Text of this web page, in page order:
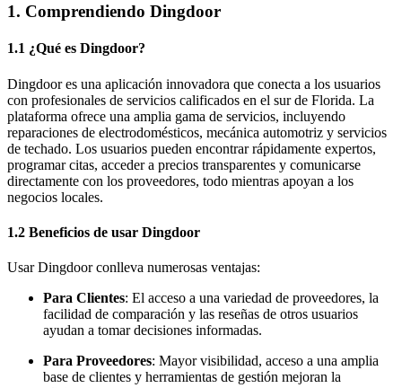
1. Comprendiendo Dingdoor
1.1 ¿Qué es Dingdoor?
Dingdoor es una aplicación innovadora que conecta a los usuarios
con profesionales de servicios calificados en el sur de Florida. La
plataforma ofrece una amplia gama de servicios, incluyendo
reparaciones de electrodomésticos, mecánica automotriz y servicios
de techado. Los usuarios pueden encontrar rápidamente expertos,
programar citas, acceder a precios transparentes y comunicarse
directamente con los proveedores, todo mientras apoyan a los
negocios locales.
1.2 Beneficios de usar Dingdoor
Usar Dingdoor conlleva numerosas ventajas:
Para Clientes: El acceso a una variedad de proveedores, la
facilidad de comparación y las reseñas de otros usuarios
ayudan a tomar decisiones informadas.
Para Proveedores: Mayor visibilidad, acceso a una amplia
base de clientes y herramientas de gestión mejoran la